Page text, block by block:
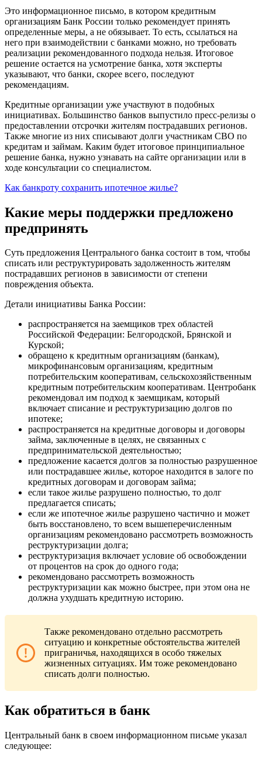
Это информационное письмо, в котором кредитным
организациям Банк России только рекомендует принять
определенные меры, а не обязывает. То есть, ссылаться на
него при взаимодействии с банками можно, но требовать
реализации рекомендованного подхода нельзя. Итоговое
решение остается на усмотрение банка, хотя эксперты
указывают, что банки, скорее всего, последуют
рекомендациям.
Кредитные организации уже участвуют в подобных
инициативах. Большинство банков выпустило пресс-релизы о
предоставлении отсрочки жителям пострадавших регионов.
Также многие из них списывают долги участникам СВО по
кредитам и займам. Каким будет итоговое принципиальное
решение банка, нужно узнавать на сайте организации или в
ходе консультации со специалистом.
Как банкроту сохранить ипотечное жилье?
Какие меры поддержки предложено
предпринять
Суть предложения Центрального банка состоит в том, чтобы
списать или реструктурировать задолженность жителям
пострадавших регионов в зависимости от степени
повреждения объекта.
Детали инициативы Банка России:
распространяется на заемщиков трех областей
Российской Федерации: Белгородской, Брянской и
Курской;
обращено к кредитным организациям (банкам),
микрофинансовым организациям, кредитным
потребительским кооперативам, сельскохозяйственным
кредитным потребительским кооперативам. Центробанк
рекомендовал им подход к заемщикам, который
включает списание и реструктуризацию долгов по
ипотеке;
распространяется на кредитные договоры и договоры
займа, заключенные в целях, не связанных с
предпринимательской деятельностью;
предложение касается долгов за полностью разрушенное
или пострадавшее жилье, которое находится в залоге по
кредитных договорам и договорам займа;
если такое жилье разрушено полностью, то долг
предлагается списать;
если же ипотечное жилье разрушено частично и может
быть восстановлено, то всем вышеперечисленным
организациям рекомендовано рассмотреть возможность
реструктуризации долга;
реструктуризация включает условие об освобождении
от процентов на срок до одного года;
рекомендовано рассмотреть возможность
реструктуризации как можно быстрее, при этом она не
должна ухудшать кредитную историю.
Также рекомендовано отдельно рассмотреть
ситуацию и конкретные обстоятельства жителей
приграничья, находящихся в особо тяжелых
жизненных ситуациях. Им тоже рекомендовано
списать долги полностью.
Как обратиться в банк
Центральный банк в своем информационном письме указал
следующее: